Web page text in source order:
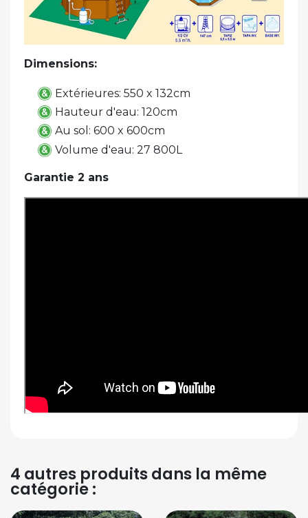
Dimensions:
Extérieures: 550 x 132cm
Hauteur d'eau: 120cm
Au sol: 600 x 600cm
Volume d'eau: 27 800L
Garantie 2 ans
4 autres produits dans la même
catégorie :